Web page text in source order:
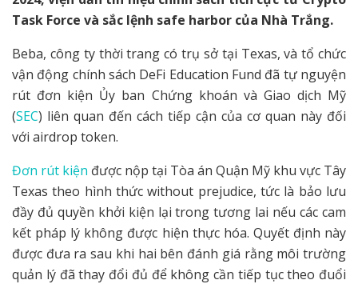
Task Force và sắc lệnh safe harbor của Nhà Trắng.
Beba, công ty thời trang có trụ sở tại Texas, và tổ chức
vận động chính sách DeFi Education Fund đã tự nguyện
rút đơn kiện Ủy ban Chứng khoán và Giao dịch Mỹ
(SEC) liên quan đến cách tiếp cận của cơ quan này đối
với airdrop token.
Đơn rút kiện được nộp tại Tòa án Quận Mỹ khu vực Tây
Texas theo hình thức without prejudice, tức là bảo lưu
đầy đủ quyền khởi kiện lại trong tương lai nếu các cam
kết pháp lý không được hiện thực hóa. Quyết định này
được đưa ra sau khi hai bên đánh giá rằng môi trường
quản lý đã thay đổi đủ để không cần tiếp tục theo đuổi